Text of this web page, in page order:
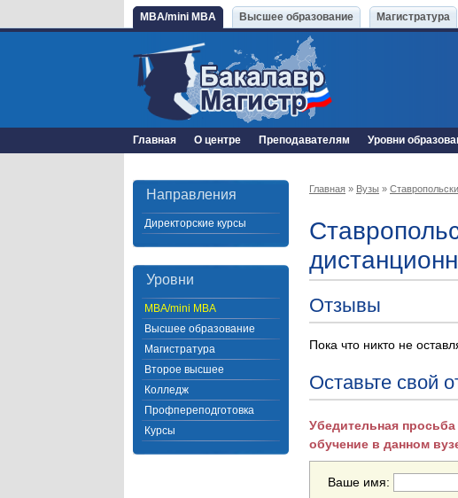
MBA/mini MBA Высшее образование Магистратура
Главная О центре Преподавателям Уровни
Направления
Директорские курсы
Уровни
MBA/mini MBA
Высшее образование
Магистратура
Второе высшее
Колледж
Профпереподготовка
Курсы
Главная » Вузы »
Отзывы
Пока что никто не
Оставьте свой
Убедительная
обучение в данном
Ваше имя: